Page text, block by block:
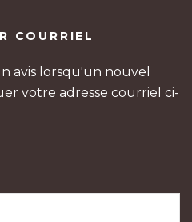
COURRIEL
avis lorsqu'un nouvel
votre adresse courriel ci-